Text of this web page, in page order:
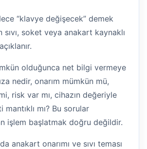
“klavye değişecek” demek
sıvı, soket veya anakart kaynaklı
olduğunca net bilgi vermeye
nedir, onarım mümkün mü,
risk var mı, cihazın değeriyle
mantıklı mı? Bu sorular
işlem başlatmak doğru değildir.
anakart onarımı ve sıvı teması